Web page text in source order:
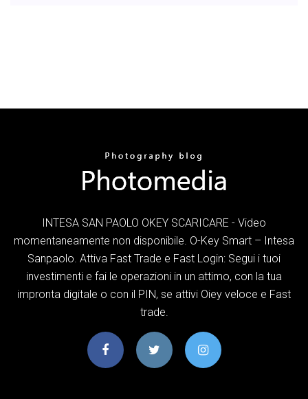
INTESA SAN PAOLO OKEY SCARICARE - Video
momentaneamente non disponibile. O-Key Smart – Intesa
Sanpaolo. Attiva Fast Trade e Fast Login: Segui i tuoi
investimenti e fai le operazioni in un attimo, con la tua
impronta digitale o con il PIN, se attivi Oiey veloce e Fast
trade.